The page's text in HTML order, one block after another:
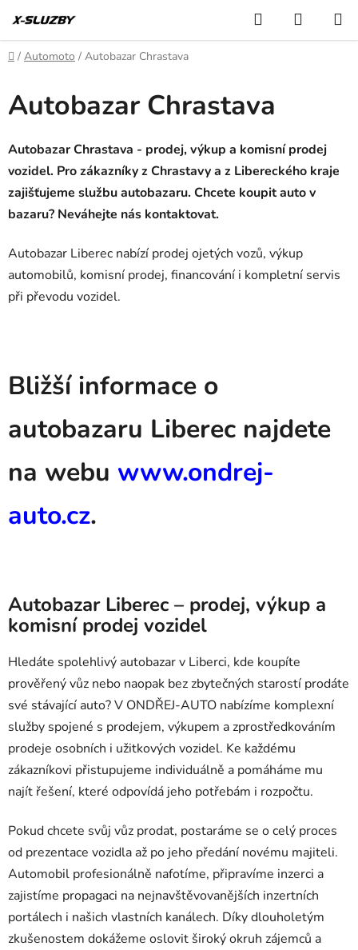
na
obsah
Hledat
KOŠÍK
Domů
/ Automoto / Autobazar Chrastava
Autobazar Chrastava
Autobazar Chrastava - prodej, výkup a komisní prodej
vozidel. Pro zákazníky z Chrastavy a z Libereckého kraje
zajišťujeme službu autobazaru. Chcete koupit auto v
bazaru? Neváhejte nás kontaktovat.
Autobazar Liberec nabízí prodej ojetých vozů, výkup
automobilů, komisní prodej, financování i kompletní servis
při převodu vozidel.
Bližší informace o
autobazaru Liberec najdete
na webu www.ondrej-
auto.cz.
Autobazar Liberec – prodej, výkup a
komisní prodej vozidel
Hledáte spolehlivý autobazar v Liberci, kde koupíte
prověřený vůz nebo naopak bez zbytečných starostí prodáte
své stávající auto? V ONDŘEJ-AUTO nabízíme komplexní
služby spojené s prodejem, výkupem a zprostředkováním
prodeje osobních i užitkových vozidel. Ke každému
zákazníkovi přistupujeme individuálně a pomáháme mu
najít řešení, které odpovídá jeho potřebám i rozpočtu.
Pokud chcete svůj vůz prodat, postaráme se o celý proces
od prezentace vozidla až po jeho předání novému majiteli.
Automobil profesionálně nafotíme, připravíme inzerci a
zajistíme propagaci na nejnavštěvovanějších inzertních
portálech i našich vlastních kanálech. Díky dlouholetým
zkušenostem dokážeme oslovit široký okruh zájemců a